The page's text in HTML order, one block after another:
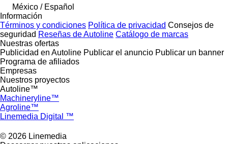
México / Español
Información
Términos y condiciones Política de privacidad Consejos de
seguridad Reseñas de Autoline Catálogo de marcas
Nuestras ofertas
Publicidad en Autoline Publicar el anuncio Publicar un banner
Programa de afiliados
Empresas
Nuestros proyectos
Autoline™
Machineryline™
Agroline™
Linemedia Digital ™
© 2026 Linemedia